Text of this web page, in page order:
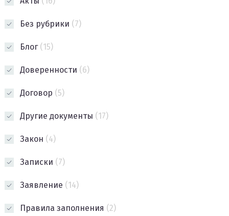
Без рубрики (7)
Блог(15)
Доверенности (6)
Договор (5)
Другие документы (17)
Закон (4)
Записки (7)
Заявление (14)
Правила заполнения (2)